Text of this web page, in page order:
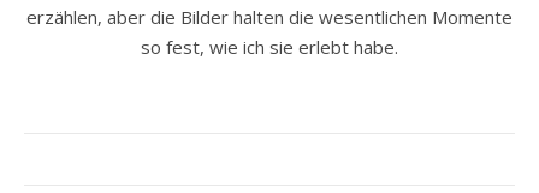
erzählen, aber die Bilder halten die wesentlichen Momente
so fest, wie ich sie erlebt habe.